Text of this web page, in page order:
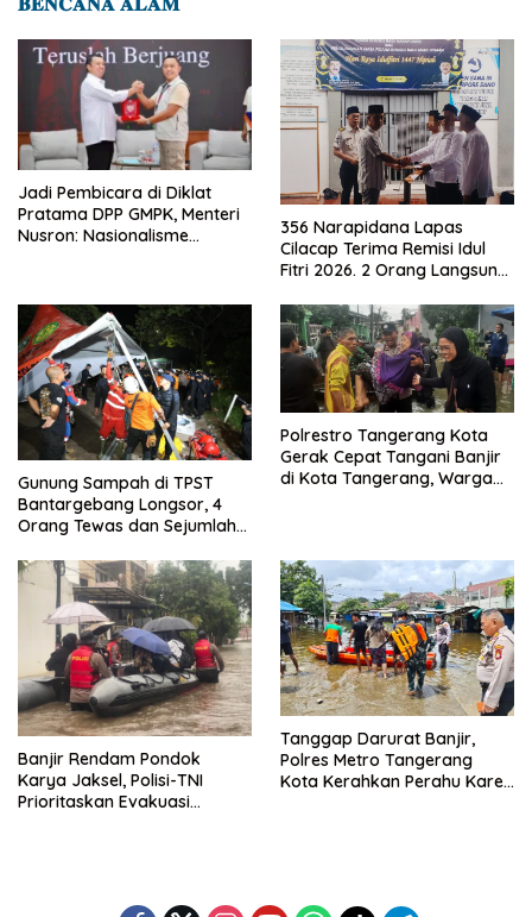
Jadi Pembicara di Diklat
Pratama DPP GMPK, Menteri
Nusron: Nasionalisme
356 Narapidana Lapas
Cilacap Terima Remisi Idul
Fitri 2026. 2 Orang Langsung
Gunung Sampah di TPST
Bantargebang Longsor, 4
Orang Tewas dan Sejumlah
Polrestro Tangerang Kota
Gerak Cepat Tangani Banjir
di Kota Tangerang, Warga
Banjir Rendam Pondok
Karya Jaksel, Polisi-TNI
Prioritaskan Evakuasi
Tanggap Darurat Banjir,
Polres Metro Tangerang
Kota Kerahkan Perahu Karet